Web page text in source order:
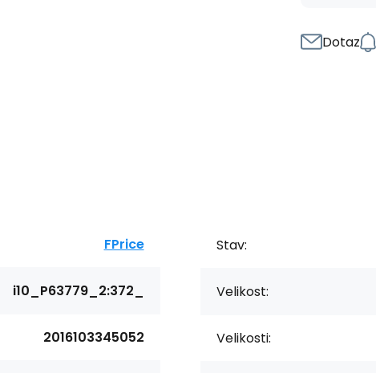
Dotaz
FPrice
i10_P63779_2:372_
2016103345052
Stav:
Velikost:
Velikosti: